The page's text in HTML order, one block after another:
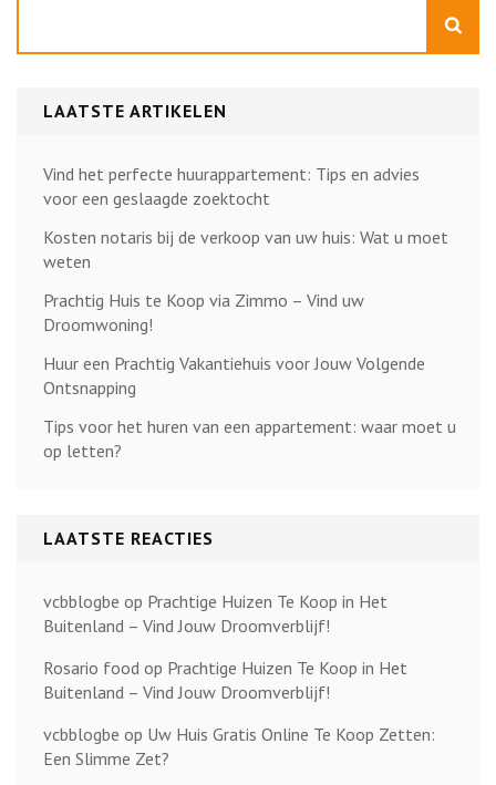
LAATSTE ARTIKELEN
Vind het perfecte huurappartement: Tips en advies
voor een geslaagde zoektocht
Kosten notaris bij de verkoop van uw huis: Wat u moet
weten
Prachtig Huis te Koop via Zimmo – Vind uw
Droomwoning!
Huur een Prachtig Vakantiehuis voor Jouw Volgende
Ontsnapping
Tips voor het huren van een appartement: waar moet u
op letten?
LAATSTE REACTIES
vcbblogbe op Prachtige Huizen Te Koop in Het
Buitenland – Vind Jouw Droomverblijf!
Rosario food op Prachtige Huizen Te Koop in Het
Buitenland – Vind Jouw Droomverblijf!
vcbblogbe op Uw Huis Gratis Online Te Koop Zetten:
Een Slimme Zet?